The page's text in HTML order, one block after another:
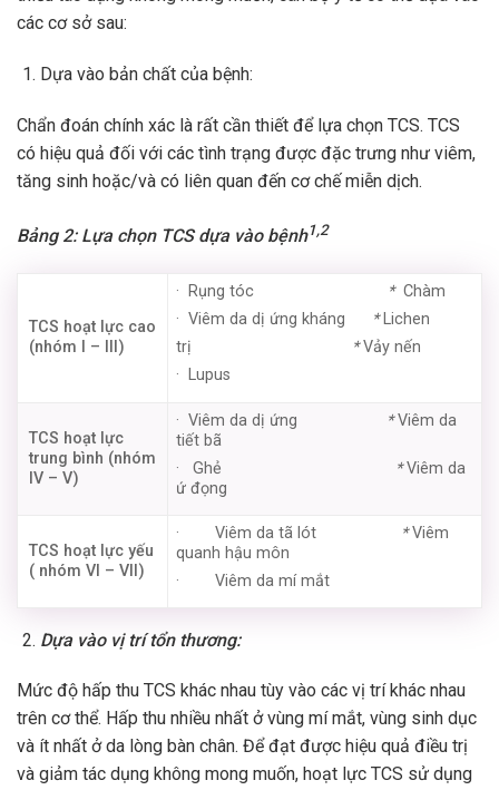
các cơ sở sau:
Dựa vào bản chất của bệnh:
Chẩn đoán chính xác là rất cần thiết để lựa chọn TCS. TCS
có hiệu quả đối với các tình trạng được đặc trưng như viêm,
tăng sinh hoặc/và có liên quan đến cơ chế miễn dịch.
Bảng 2: Lựa chọn TCS dựa vào bệnh1,2
TCS hoạt lực cao
(nhóm I – III)
· Rụng tóc * Chàm
· Viêm da dị ứng kháng
* Lichen
trị
*Vảy nến
· Lupus
TCS hoạt lực
trung bình (nhóm
IV – V)
· Viêm da dị ứng *Viêm da
tiết bã
· Ghẻ
*Viêm da
ứ đọng
TCS hoạt lực yếu
( nhóm VI – VII)
· Viêm da tã lót *Viêm
quanh hậu môn
· Viêm da mí mắt
Dựa vào vị trí tổn thương:
Mức độ hấp thu TCS khác nhau tùy vào các vị trí khác nhau
trên cơ thể. Hấp thu nhiều nhất ở vùng mí mắt, vùng sinh dục
và ít nhất ở da lòng bàn chân. Để đạt được hiệu quả điều trị
và giảm tác dụng không mong muốn, hoạt lực TCS sử dụng